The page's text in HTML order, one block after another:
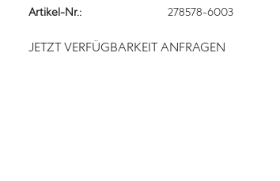
Artikel-Nr.: 278578-6003
JETZT VERFÜGBARKEIT ANFRAGEN